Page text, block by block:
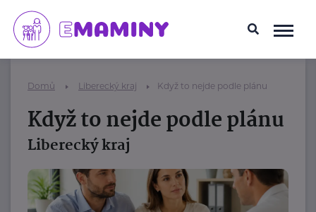
Domů Liberecký kraj Když to nejde podle plánu
Když to nejde podle plánu
Liberecký kraj